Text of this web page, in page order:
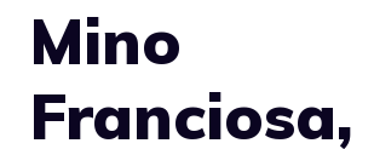
Mino
Franciosa,